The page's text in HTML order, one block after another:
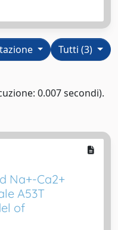
Tutti (3)
0.007 secondi).
Na+-Ca2+
A53T
of